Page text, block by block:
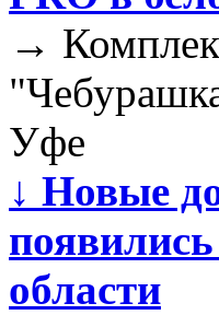
→
Уфе
↓ Новые
области